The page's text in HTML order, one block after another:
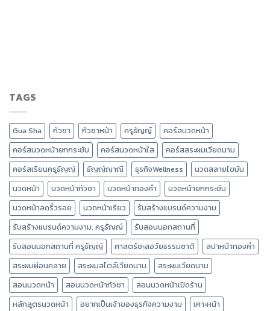
TAGS
Gua Sha กัวซา กัวซาหน้า ครูธัญญ์
คอร์สนวดหน้า
คอร์สนวดหน้ายกกระชับ
คอร์สนวดหน้าใส
คอร์สสระผมเวียดนาม
คอร์สเรียนครูธัญญ์
ธัญญ์ญาณี ธุรกิจWellness
นวดสลายไขมัน
นวดหน้า
นวดหน้ากัวซา นวดหน้าทองคำ
นวดหน้ายกกระชับ
นวดหน้าลดริ้วรอย
นวดหน้าเรียว
รับสร้างแบรนด์ความงาม
รับสร้างแบรนด์ความงาม: ครูธัญญ์
รับสอนนอกสถานที่
รับสอนนอกสถานที่ ครูธัญญ์
ศาสตร์ชะลอวัยธรรมชาติ
สปาหน้าทองคำ
สระผมผ่อนคลาย
สระผมสไตล์เวียดนาม
สระผมเวียดนาม
สอนนวดหน้า
สอนนวดหน้ากัวซา
สอนนวดหน้าเปิดร้าน
หลักสูตรนวดหน้า
อยากเป็นเจ้าของธุรกิจความงาม
เคาะหน้า